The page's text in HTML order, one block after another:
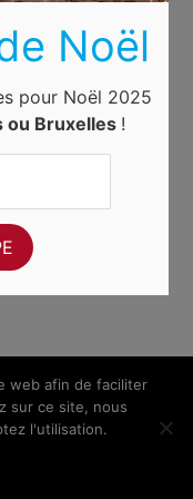
web afin de faciliter
sur ce site, nous
l'utilisation.
Noël
pour Noël 2025
ou Bruxelles !